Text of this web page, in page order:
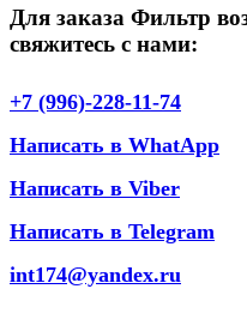
Для заказа Фильтр
свяжитесь с нами:
+7 (996)-228-11-74
Написать в WhatApp
Написать в Viber
Написать в Telegram
int174@yandex.ru